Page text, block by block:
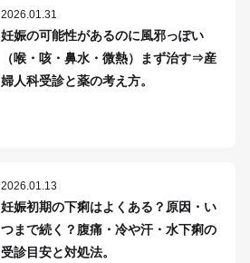
2026.01.31
妊娠の可能性があるのに風邪っぽい
（喉・咳・鼻水・微熱）まず治す⇒産
婦人科受診と薬の考え方。
2026.01.13
妊娠初期の下痢はよくある？原因・い
つまで続く？腹痛・冷や汗・水下痢の
受診目安と対処法。